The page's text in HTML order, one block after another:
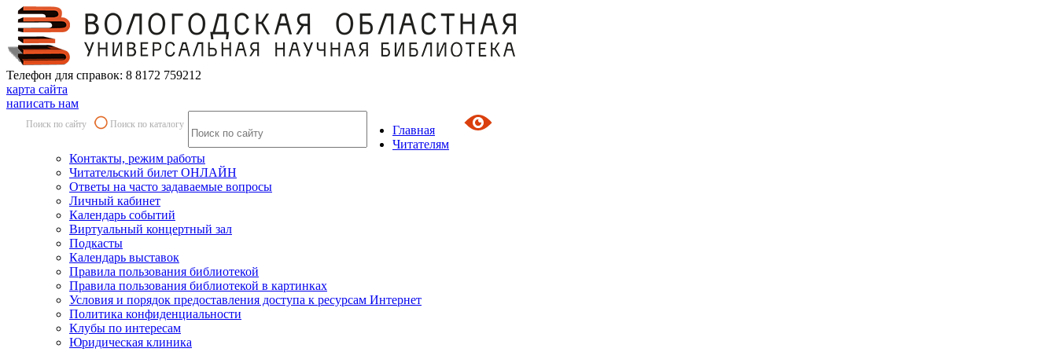
Телефон для справок: 8 8172 759212
карта сайта
написать нам
Поиск по сайту Поиск по каталогу
Главная
Читателям
Контакты, режим работы
Читательский билет ОНЛАЙН
Ответы на часто задаваемые вопросы
Личный кабинет
Календарь событий
Виртуальный концертный зал
Подкасты
Календарь выставок
Правила пользования библиотекой
Правила пользования библиотекой в картинках
Условия и порядок предоставления доступа к ресурсам Интернет
Политика конфиденциальности
Клубы по интересам
Юридическая клиника